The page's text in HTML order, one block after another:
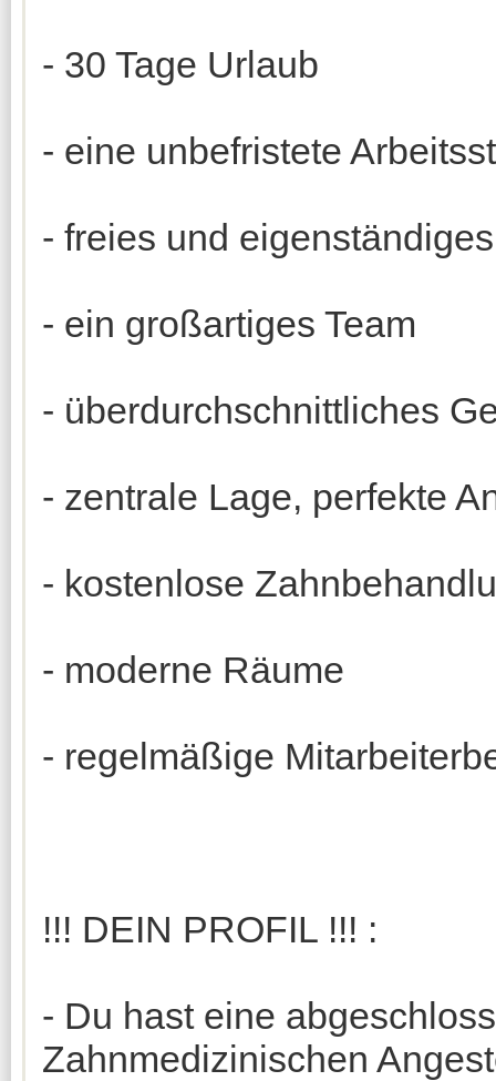
- 30 Tage Urlaub
- eine unbefristete
- freies und
- ein großartiges Team
- überdurchschnittliches
- zentrale Lage, perfekte
- kostenlose
- moderne Räume
- regelmäßige
!!! DEIN PROFIL !!! :
- Du hast eine
Zahnmedizinischen